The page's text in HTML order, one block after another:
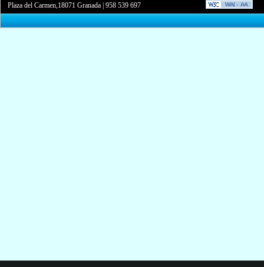
Plaza del Carmen,18071 Granada |958 539 697